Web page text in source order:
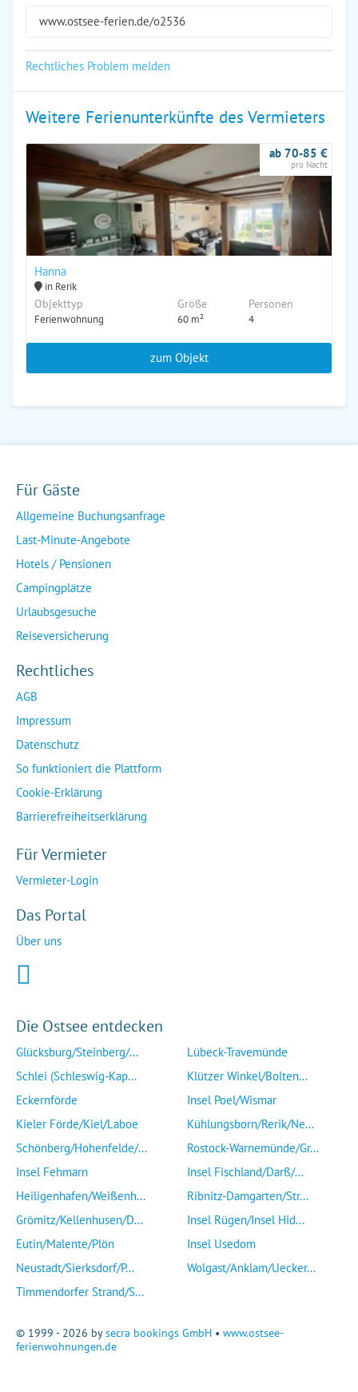
www.ostsee-ferien.de/o2536
Rechtliches Problem melden
Weitere Ferienunterkünfte des Vermieters
Hanna
in Rerik
Objekttyp
Ferienwohnung
Größe
60 m²
Personen
4
ab 70-85 €
pro Nacht
zum Objekt
Für Gäste
Allgemeine Buchungsanfrage
Last-Minute-Angebote
Hotels / Pensionen
Campingplätze
Urlaubsgesuche
Reiseversicherung
Rechtliches
AGB
Impressum
Datenschutz
So funktioniert die Plattform
Cookie-Erklärung
Barrierefreiheitserklärung
Für Vermieter
Vermieter-Login
Das Portal
Über uns
Die Ostsee entdecken
Glücksburg/Steinberg/...
Schlei (Schleswig-Kap...
Eckernförde
Kieler Förde/Kiel/Laboe
Schönberg/Hohenfelde/...
Insel Fehmarn
Heiligenhafen/Weißenh...
Grömitz/Kellenhusen/D...
Eutin/Malente/Plön
Neustadt/Sierksdorf/P...
Timmendorfer Strand/S...
Lübeck-Travemünde
Klützer Winkel/Bolten...
Insel Poel/Wismar
Kühlungsborn/Rerik/Ne...
Rostock-Warnemünde/Gr...
Insel Fischland/Darß/...
Ribnitz-Damgarten/Str...
Insel Rügen/Insel Hid...
Insel Usedom
Wolgast/Anklam/Uecker...
© 1999 - 2026 bysecra bookings GmbH • www.ostsee-
ferienwohnungen.de